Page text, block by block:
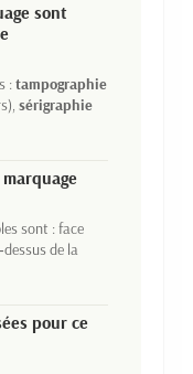
sont
:tampographie
sérigraphie
sont : face
de la
pour ce